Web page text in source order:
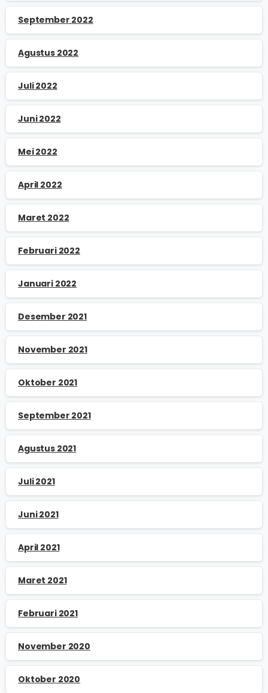
September 2022
Agustus 2022
Juli 2022
Juni 2022
Mei 2022
April 2022
Maret 2022
Februari 2022
Januari 2022
Desember 2021
November 2021
Oktober 2021
September 2021
Agustus 2021
Juli 2021
Juni 2021
April 2021
Maret 2021
Februari 2021
November 2020
Oktober 2020